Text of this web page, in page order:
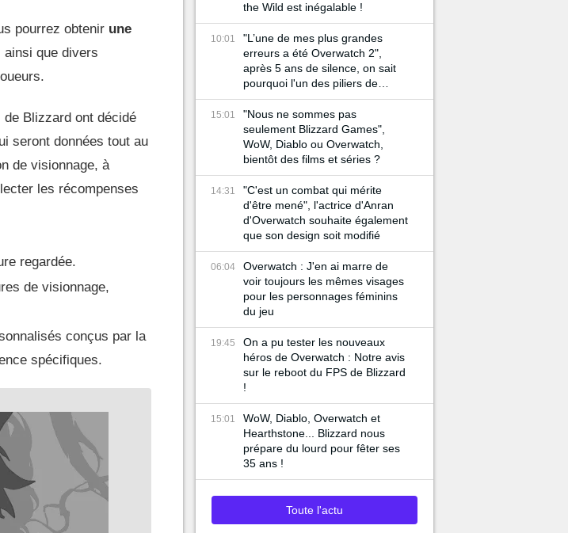
pourrez obtenir une
ainsi que divers
Blizzard ont décidé
seront données tout au
de visionnage, à
les récompenses
regardée.
de visionnage,
conçus par la
spécifiques.
the Wild est inégalable !
10:01
"L’une de mes plus grandes
erreurs a été Overwatch 2",
après 5 ans de silence, on sait
pourquoi l'un des piliers de
Blizzard est parti
15:01
"Nous ne sommes pas
seulement Blizzard Games",
WoW, Diablo ou Overwatch,
bientôt des films et séries ?
14:31
"C'est un combat qui mérite
d'être mené", l'actrice d'Anran
d'Overwatch souhaite également
que son design soit modifié
06:04
Overwatch : J'en ai marre de
voir toujours les mêmes visages
pour les personnages féminins
du jeu
19:45
On a pu tester les nouveaux
héros de Overwatch : Notre avis
sur le reboot du FPS de Blizzard
!
15:01
WoW, Diablo, Overwatch et
Hearthstone... Blizzard nous
prépare du lourd pour fêter ses
35 ans !
Toute l'actu